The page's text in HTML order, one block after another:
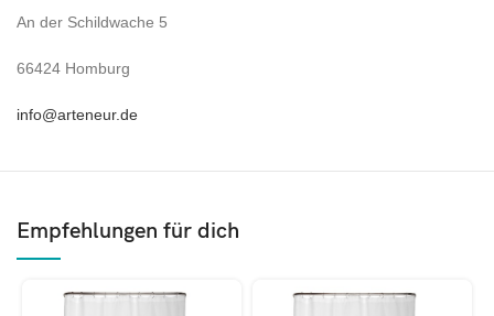
An der Schildwache 5
66424 Homburg
info@arteneur.de
Empfehlungen für dich